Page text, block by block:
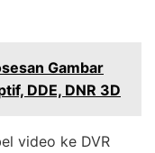
Gambar
DDE, DNR 3D
video ke DVR